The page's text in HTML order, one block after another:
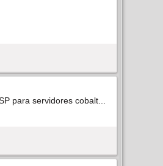
para servidores cobalt...